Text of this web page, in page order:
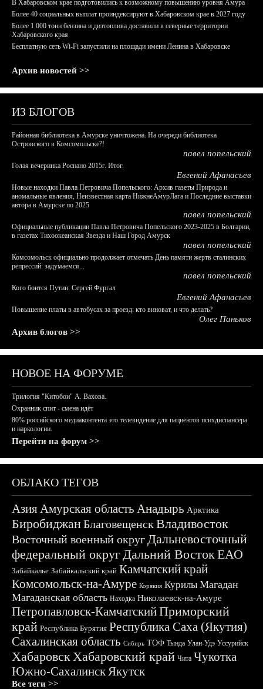
В Хабаровском крае подготовились к возможному повышению уровня Амура
Более 40 социальных выплат проиндексируют в Хабаровском крае в 2027 году
Более 1 000 тонн бензина и дизтоплива доставили в северные территории
Хабаровского края
Бесплатную сеть Wi-Fi запустили на площади имени Ленина в Хабаровске
Архив новостей >>
ИЗ БЛОГОВ
Районная библиотека в Амурске уничтожена. На очереди библиотека
Островского в Комсомольске?!
павел попельский
Голая вечеринка Роснано 2015г. Итог.
Евгений Афанасьев
Новые находки Павла Петровича Попельского: Архив газеты Природа и
аномальные явления, Неизвестная карта НижнеАмурЛага и Последние выставки
автора в Амурске по 2025
павел попельский
Официальные публикации Павла Петровича Попельского 2023-2025 в Болгарии,
в газетах Тихоокеанская Звезда и Наш Город Амурск
павел попельский
Комсомольск официально продолжает отмечать День памяти жертв сталинских
репрессий: задумаемся...
павел попельский
Кого боится Путин: Сергей Фургал
Евгений Афанасьев
Повышение платы в автобусах за проезд: кто виноват, и что делать?
Олег Паньков
Архив блогов >>
НОВОЕ НА ФОРУМЕ
Трилогия "Китобои" А. Вахова.
Охранник спит - смена идёт
80% российского медиаконтента это телевидение для пациентов психдиспансера
и наркологии.
Перейти на форум >>
ОБЛАКО ТЕГОВ
АзияАмурская область Анадырь Арктика
БиробиджанБлаговещенскВладивосток
Восточный военный округДальневосточный
федеральный округДальний ВостокЕАО
Забайкалье Забайкальский край Камчатский край
Комсомольск-на-Амуре Корякия Курилы Магадан
Магаданская область Находка Николаевск-на-Амуре
Петропавловск-КамчатскийПриморский
край Республика Бурятия Республика Саха (Якутия)
Сахалинская область Сибирь ТОФ Тында Улан-Удэ Уссурийск
ХабаровскХабаровский край Чита Чукотка
Южно-СахалинскЯкутск
Все теги >>